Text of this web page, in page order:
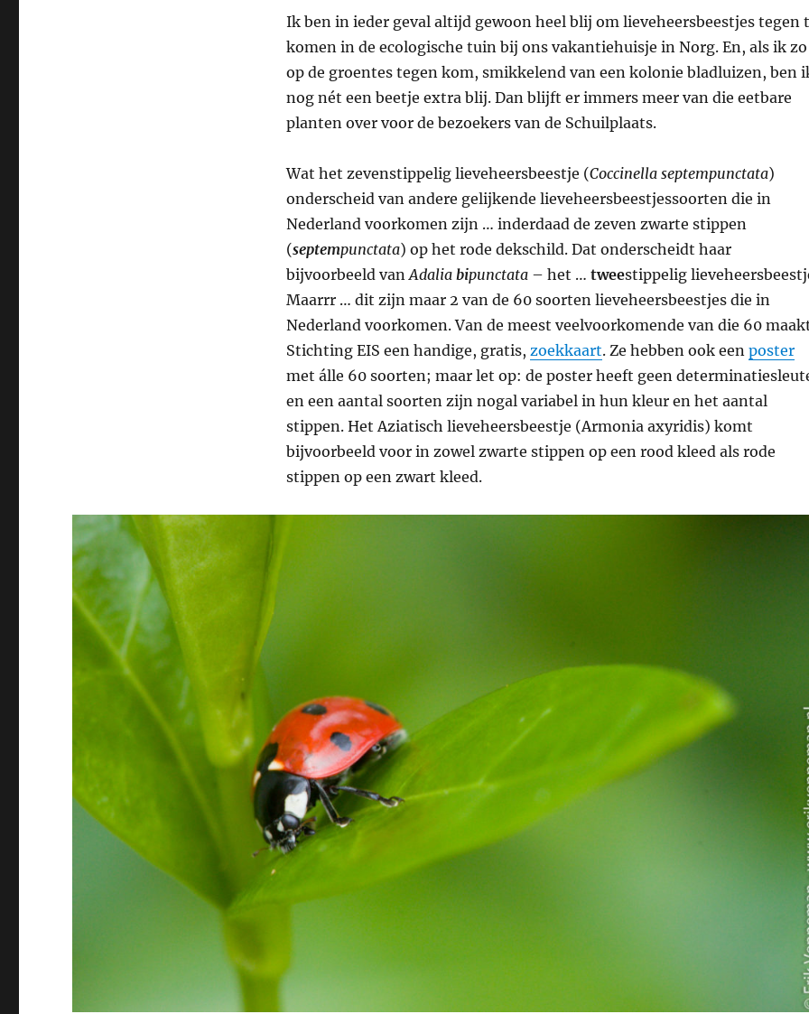
Ik ben in ieder geval altijd gewoon heel blij om lieveheersbeestjes tegen
komen in de ecologische tuin bij ons vakantiehuisje in Norg. En, als ik zo
op de groentes tegen kom, smikkelend van een kolonie bladluizen, ben
nog nét een beetje extra blij. Dan blijft er immers meer van die eetbare
planten over voor de bezoekers van de Schuilplaats.
Wat het zevenstippelig lieveheersbeestje (Coccinella septempunctata)
onderscheid van andere gelijkende lieveheersbeestjessoorten die in
Nederland voorkomen zijn … inderdaad de zeven zwarte stippen
(septempunctata) op het rode dekschild. Dat onderscheidt haar
bijvoorbeeld van Adalia bipunctata– het … tweestippelig
Maarrr … dit zijn maar 2 van de 60 soorten lieveheersbeestjes die in
Nederland voorkomen. Van de meest veelvoorkomende van die 60
Stichting EIS een handige, gratis, zoekkaart. Ze hebben ook een poster
met álle 60 soorten; maar let op: de poster heeft geen
en een aantal soorten zijn nogal variabel in hun kleur en het aantal
stippen. Het Aziatisch lieveheersbeestje (Armonia axyridis) komt
bijvoorbeeld voor in zowel zwarte stippen op een rood kleed als rode
stippen op een zwart kleed.